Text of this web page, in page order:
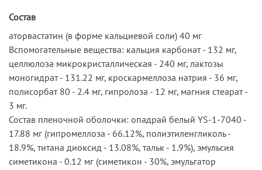
Состав
аторвастатин (в форме кальциевой соли) 40 мг
Вспомогательные вещества: кальция карбонат - 132 мг,
целлюлоза микрокристаллическая - 240 мг, лактозы
моногидрат - 131.22 мг, кроскармеллоза натрия - 36 мг,
полисорбат 80 - 2.4 мг, гипролоза - 12 мг, магния стеарат -
3 мг.
Состав пленочной оболочки: опадрай белый YS-1-7040 -
17.88 мг (гипромеллоза - 66.12%, полиэтиленгликоль -
18.9%, титана диоксид - 13.08%, тальк - 1.9%), эмульсия
симетикона - 0.12 мг (симетикон - 30%, эмульгатор